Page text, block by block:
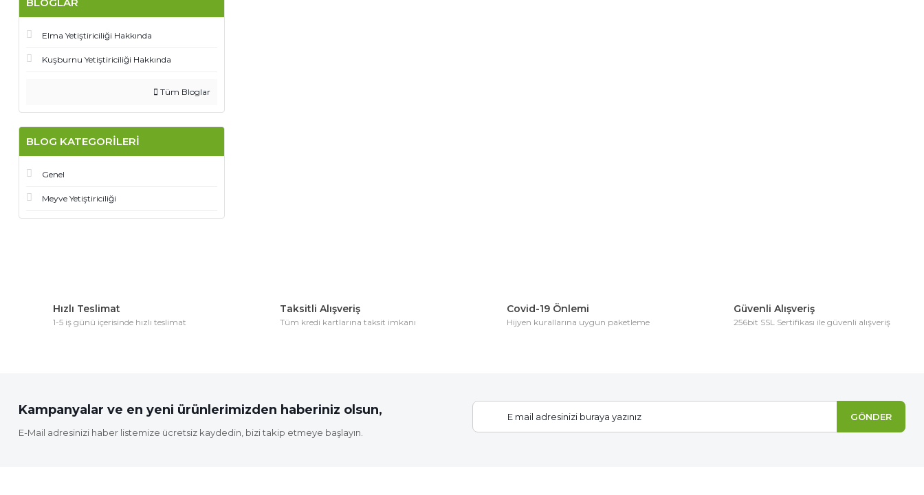
Elma Yetiştiriciliği Hakkında
Kuşburnu Yetiştiriciliği Hakkında
Tüm Bloglar
BLOG KATEGORILERI
Genel
Meyve Yetiştiriciliği
Hızlı Teslimat
1-5 iş günü içerisinde hızlı teslimat
Taksitli Alışveriş
Tüm kredi kartlarına taksit imkanı
Covid-19 Önlemi
Hijyen kurallarına uygun paketleme
Güvenli Alışveriş
256bit SSL Sertifikası ile güvenli alışveriş
Kampanyalar ve en yeni ürünlerimizden haberiniz olsun,
E-Mail adresinizi haber listemize ücretsiz kaydedin, bizi takip etmeye başlayın.
GÖNDER